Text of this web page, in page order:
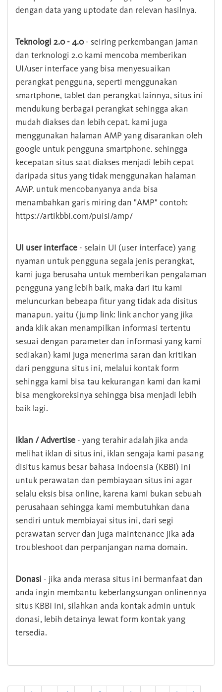
dengan data yang uptodate dan relevan hasilnya.
Teknologi 2.0 - 4.0- seiring perkembangan jaman
dan terknologi 2.0 kami mencoba memberikan
UI/user interface yang bisa menyesuaikan
perangkat pengguna, seperti menggunakan
smartphone, tablet dan perangkat lainnya, situs ini
mendukung berbagai perangkat sehingga akan
mudah diakses dan lebih cepat. kami juga
menggunakan halaman AMP yang disarankan oleh
google untuk pengguna smartphone. sehingga
kecepatan situs saat diakses menjadi lebih cepat
daripada situs yang tidak menggunakan halaman
AMP. untuk mencobanyanya anda bisa
menambahkan garis miring dan "AMP" contoh:
https://artikbbi.com/puisi/amp/
UI user interface - selain UI (user interface) yang
nyaman untuk pengguna segala jenis perangkat,
kami juga berusaha untuk memberikan pengalaman
pengguna yang lebih baik, maka dari itu kami
meluncurkan bebeapa fitur yang tidak ada disitus
manapun. yaitu (jump link: link anchor yang jika
anda klik akan menampilkan informasi tertentu
sesuai dengan parameter dan informasi yang kami
sediakan) kami juga menerima saran dan kritikan
dari pengguna situs ini, melalui kontak form
sehingga kami bisa tau kekurangan kami dan kami
bisa mengkoreksinya sehingga bisa menjadi lebih
baik lagi.
Iklan / Advertise - yang terahir adalah jika anda
melihat iklan di situs ini, iklan sengaja kami pasang
disitus kamus besar bahasa Indoensia (KBBI) ini
untuk perawatan dan pembiayaan situs ini agar
selalu eksis bisa online, karena kami bukan sebuah
perusahaan sehingga kami membutuhkan dana
sendiri untuk membiayai situs ini, dari segi
perawatan server dan juga maintenance jika ada
troubleshoot dan perpanjangan nama domain.
Donasi - jika anda merasa situs ini bermanfaat dan
anda ingin membantu keberlangsungan onlinennya
situs KBBI ini, silahkan anda kontak admin untuk
donasi, lebih detainya lewat form kontak yang
tersedia.